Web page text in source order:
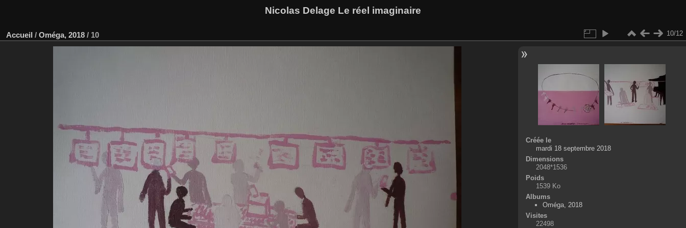
Nicolas Delage Le réel imaginaire
Accueil / Oméga, 2018 / 10 10/12
Créée le
mardi 18 septembre 2018
Dimensions
2048*1536
Poids
1539 Ko
Albums
Oméga, 2018
Visites
22498